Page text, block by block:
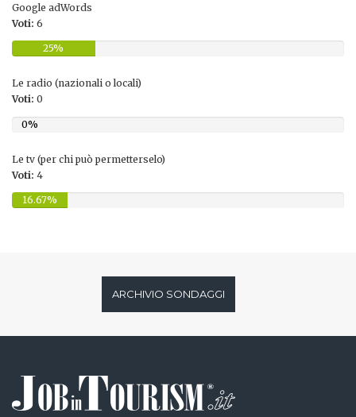
Google adWords
Voti: 6
25%
Le radio (nazionali o locali)
Voti: 0
0%
Le tv (per chi può permetterselo)
Voti: 4
16.67%
ARCHIVIO SONDAGGI